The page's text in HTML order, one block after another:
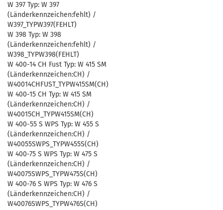
W 397 Typ: W 397
(Länderkennzeichen:fehlt) /
W397_TYPW397(FEHLT)
W 398 Typ: W 398
(Länderkennzeichen:fehlt) /
W398_TYPW398(FEHLT)
W 400-14 CH Fust Typ: W 415 SM
(Länderkennzeichen:CH) /
W40014CHFUST_TYPW415SM(CH)
W 400-15 CH Typ: W 415 SM
(Länderkennzeichen:CH) /
W40015CH_TYPW415SM(CH)
W 400-55 S WPS Typ: W 455 S
(Länderkennzeichen:CH) /
W40055SWPS_TYPW455S(CH)
W 400-75 S WPS Typ: W 475 S
(Länderkennzeichen:CH) /
W40075SWPS_TYPW475S(CH)
W 400-76 S WPS Typ: W 476 S
(Länderkennzeichen:CH) /
W40076SWPS_TYPW476S(CH)